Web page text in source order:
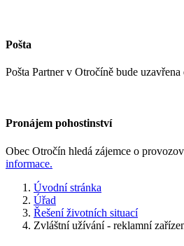
Pošta
Pošta Partner v Otročíně bude
Pronájem pohostinství
Obec Otročín hledá zájemce o
informace.
Úvodní stránka
Úřad
Řešení životních situací
Zvláštní užívání - reklamní